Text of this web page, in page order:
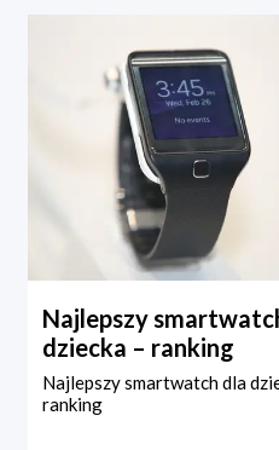
Najlepszy
dziecka – ranking
Najlepszy smartwatch dla
ranking